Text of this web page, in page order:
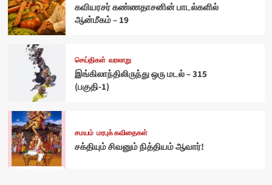
கவியரசர் கண்ணதாசனின் பாடல்களில்
ஆன்மீகம் – 19
செய்திகள் வரலாறு
இங்கிலாந்திலிருந்து ஒரு மடல் – 315
(பகுதி-1)
சமயம் மரபுக் கவிதைகள்
சக்தியும் சிவனும் நித்தியம் ஆவார்!